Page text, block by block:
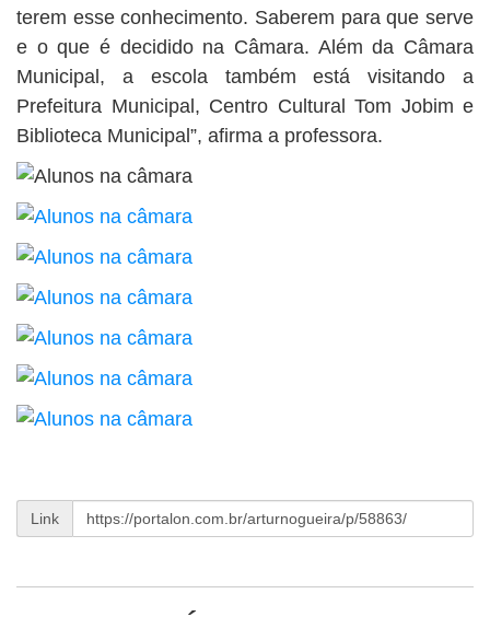
terem esse conhecimento. Saberem para que serve
e o que é decidido na Câmara. Além da Câmara
Municipal, a escola também está visitando a
Prefeitura Municipal, Centro Cultural Tom Jobim e
Biblioteca Municipal”, afirma a professora.
Link